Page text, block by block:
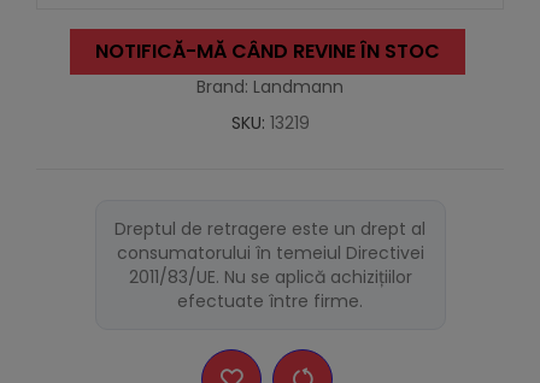
NOTIFICĂ-MĂ CÂND REVINE ÎN STOC
Brand: Landmann
SKU: 13219
Dreptul de retragere este un drept al
consumatorului în temeiul Directivei
2011/83/UE. Nu se aplică achizițiilor
efectuate între firme.